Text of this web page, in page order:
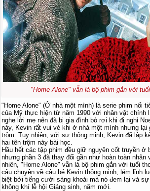
"Home Alone" vẫn là bộ phim gắn với
"Home Alone" (Ở nhà một mình) là serie phim nổi
của Mỹ thực hiện từ năm 1990 với nhân vật chính
nghe lời mẹ nên đã bị gia đình bỏ rơi khi đi nghỉ
này, Kevin rất vui vẻ khi ở nhà một mình nhưng lại
trộm. Tuy nhiên, với sự thông minh, Kevin đã lập
hai tên trộm này bài học.
Hầu hết các tập phim đều giữ nguyên cốt truyền ở
nhưng phần 3 đã thay đổi gần như hoàn toàn nhân
nhiên, "Home Alone" vẫn là bộ phim gắn với tuổi
câu chuyện về cậu bé Kevin thông minh, lém lỉnh
biệt bởi tiếng cười sảng khoái mà nó đem lại và
không khí lễ hội Giáng sinh, năm mới.